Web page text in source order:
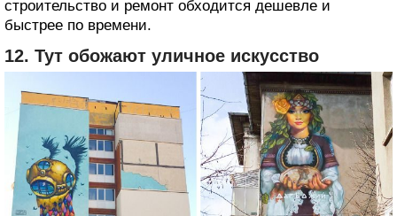
строительство и ремонт обходится дешевле и
быстрее по времени.
12. Тут обожают уличное искусство